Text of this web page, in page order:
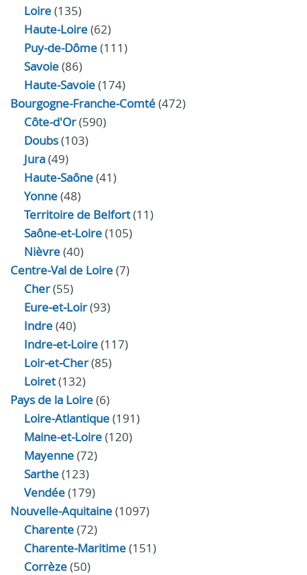
Loire(135)
Haute-Loire(62)
Puy-de-Dôme(111)
Savoie(86)
Haute-Savoie(174)
Bourgogne-Franche-Comté(472)
Côte-d'Or(590)
Doubs(103)
Jura(49)
Haute‑Saône(41)
Yonne(48)
Territoire de Belfort(11)
Saône-et-Loire(105)
Nièvre(40)
Centre-Val de Loire(7)
Cher(55)
Eure‑et‑Loir(93)
Indre(40)
Indre‑et‑Loire(117)
Loir‑et‑Cher(85)
Loiret(132)
Pays de la Loire(6)
Loire-Atlantique(191)
Maine-et-Loire(120)
Mayenne(72)
Sarthe(123)
Vendée(179)
Nouvelle-Aquitaine(1097)
Charente(72)
Charente-Maritime(151)
Corrèze(50)